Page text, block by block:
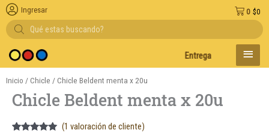
Búsqueda
de
productos
Entregas en el día en AMBA
$0
0
Ingresar
MENÚ
Inicio / Chicle / Chicle Beldent menta x 20u
Chicle Beldent menta x 20u
(1 valoración de cliente)